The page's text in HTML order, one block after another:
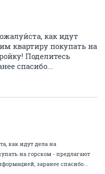
как идут
квартиру покупать на
Поделитесь
спасибо...
как идут дела на
на горском - предлагают
заранее спасибо...